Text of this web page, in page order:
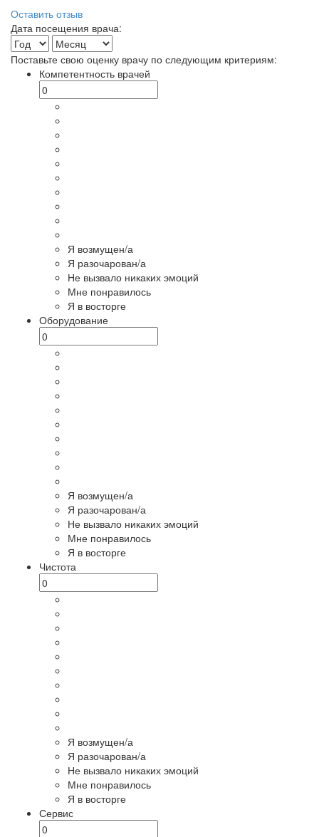
Оставить отзыв
Дата посещения врача:
Поставьте свою оценку врачу по следующим критериям:
Компетентность врачей
Я возмущен/а
Я разочарован/а
Не вызвало никаких эмоций
Мне понравилось
Я в восторге
Оборудование
Я возмущен/а
Я разочарован/а
Не вызвало никаких эмоций
Мне понравилось
Я в восторге
Чистота
Я возмущен/а
Я разочарован/а
Не вызвало никаких эмоций
Мне понравилось
Я в восторге
Сервис